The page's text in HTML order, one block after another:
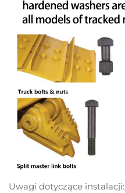
Uwagi dotyczące instalacji: